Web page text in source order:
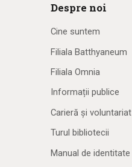
Despre noi
Cine suntem
Filiala Batthyaneum
Filiala Omnia
Informații publice
Carieră și voluntariat
Turul bibliotecii
Manual de identitate